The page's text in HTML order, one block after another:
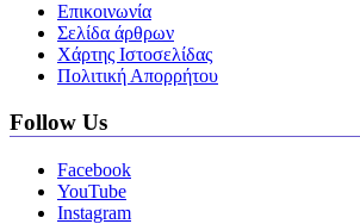
Επικοινωνία
Σελίδα άρθρων
Χάρτης Ιστοσελίδας
Πολιτική Απορρήτου
Follow Us
Facebook
YouTube
Instagram